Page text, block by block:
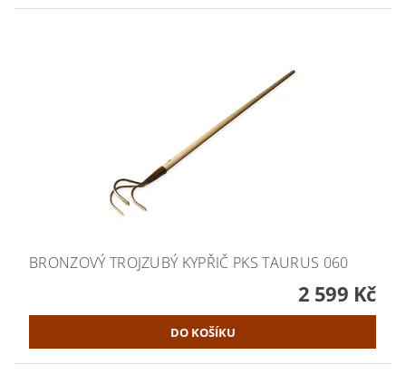
BRONZOVÝ TROJZUBÝ KYPŘIČ PKS TAURUS 060
2 599 Kč